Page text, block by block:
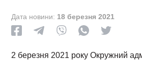
Дата новини: 18 березня 2021
2 березня 2021 року Окружний